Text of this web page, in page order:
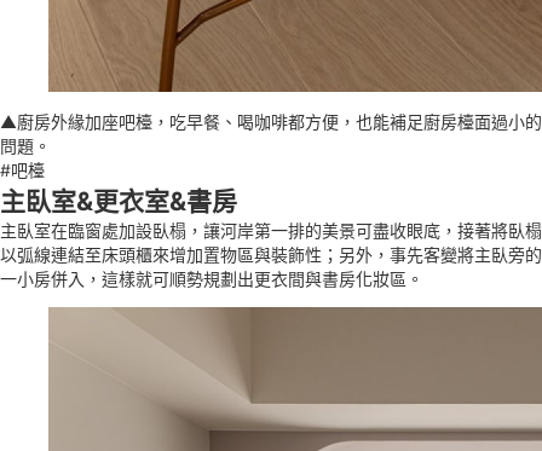
▲廚房外緣加座吧檯，吃早餐、喝咖啡都方便，也能補足廚房檯面過小的
問題。
#吧檯
主臥室&更衣室&書房
主臥室在臨窗處加設臥榻，讓河岸第一排的美景可盡收眼底，接著將臥榻
以弧線連結至床頭櫃來增加置物區與裝飾性；另外，事先客變將主臥旁的
一小房併入，這樣就可順勢規劃出更衣間與書房化妝區。